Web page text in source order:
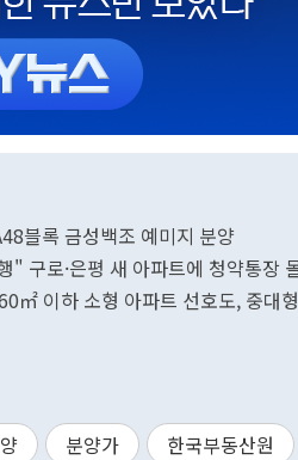
블록 금성백조 예미지 분양
" 구로·은평 새 아파트에 청약통장
㎡ 이하 소형 아파트 선호도, 중대
분양가 한국부동산원